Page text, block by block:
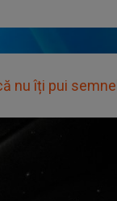
nu îți pui